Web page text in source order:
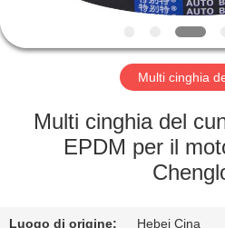
GIRO
FABBRICA
CONTROLLO
Multi cinghia
Multi cinghia del
EPDM per il
Luogo di origine: Hebei Cina